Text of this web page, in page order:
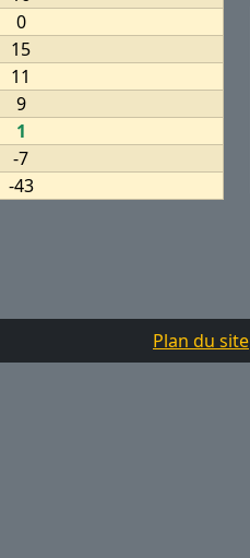
0
15
11
9
1
-7
-43
Plan du site